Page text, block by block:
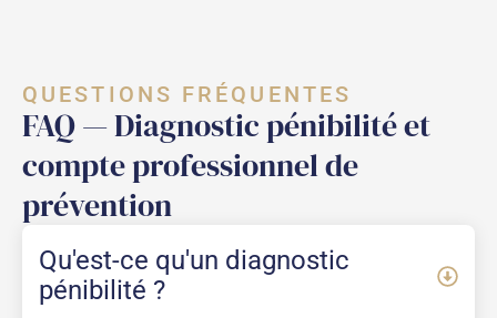
QUESTIONS FRÉQUENTES
FAQ — Diagnostic pénibilité et
compte professionnel de
prévention
Qu'est-ce qu'un diagnostic
pénibilité ?